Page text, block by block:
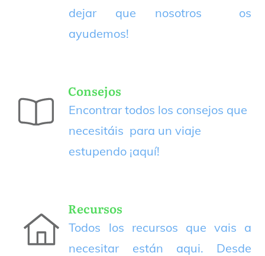
dejar que nosotros os
ayudemos!
Consejos
Encontrar todos los consejos que
necesitáis para un viaje
estupendo ¡aquí!
Recursos
Todos los recursos que vais a
necesitar están aqui. Desde